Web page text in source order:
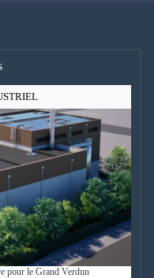
pour le Grand Verdun